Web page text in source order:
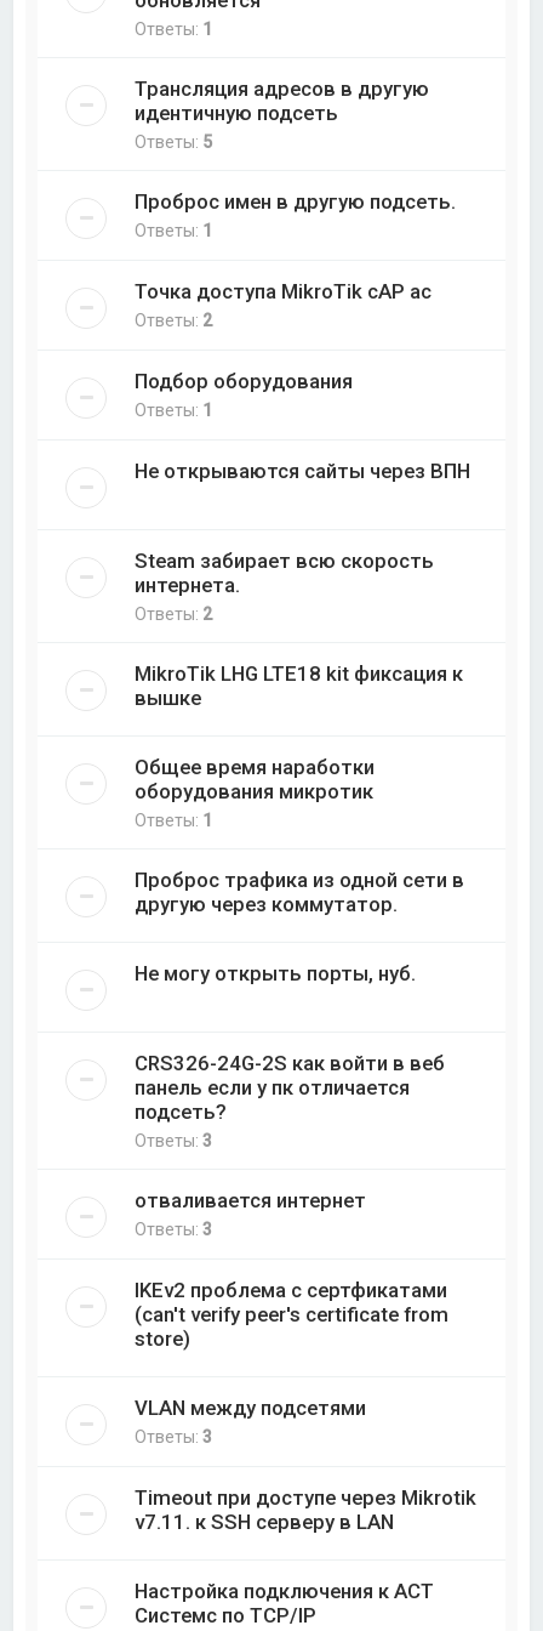
Ответы: 1
Трансляция адресов в другую
идентичную подсеть
Ответы: 5
Проброс имен в другую подсеть.
Ответы: 1
Точка доступа MikroTik cAP ac
Ответы: 2
Подбор оборудования
Ответы: 1
Не открываются сайты через ВПН
Steam забирает всю скорость
интернета.
Ответы: 2
MikroTik LHG LTE18 kit фиксация к
вышке
Общее время наработки
оборудования микротик
Ответы: 1
Проброс трафика из одной сети в
другую через коммутатор.
Не могу открыть порты, нуб.
CRS326-24G-2S как войти в веб
панель если у пк отличается
подсеть?
Ответы:3
отваливается интернет
Ответы:3
IKEv2 проблема с сертфикатами
(can't verify peer's certificate from
store)
VLAN между подсетями
Ответы:3
Timeout при доступе через Mikrotik
v7.11. к SSH серверу в LAN
Настройка подключения к АСТ
Системс по TCP/IP